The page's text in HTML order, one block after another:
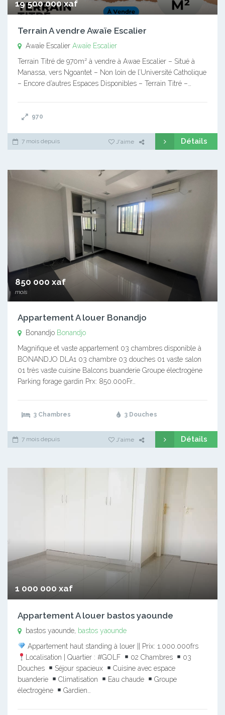
19 500 000 xaf
Terrain A vendre Awaïe Escalier
Awaïe Escalier Awaïe Escalier
Terrain Titré de 970m² à vendre à Awae Escalier – Situé à
Manassa, vers Ngoantet – Non loin de l’Université Catholique
– Encore d’autres Espaces Disponibles – Terrain Titré –…
970
7 mois depuis J'aime Détails
850 000 xaf
mois
Appartement A louer Bonandjo
Bonandjo Bonandjo
Magnifique et vaste appartement 03 chambres disponible à
BONANDJO DLA1 03 chambre 03 douches 01 vaste salon
01 très vaste cuisine Balcons buanderie Groupe électrogène
Parking forage gardin Prx: 850.000Fr…
3 Chambres 3 Douches
7 mois depuis J'aime Détails
1 000 000 xaf
Appartement A louer bastos yaounde
bastos yaounde, bastos yaounde
Appartement haut standing à louer || Prix: 1.000.000frs
Localisation | Quartier : #GOLF
02 Chambres
03
Douches
Séjour spacieux
Cuisine avec espace
buanderie
Climatisation Eau chaude
Groupe
électrogène
Gardien…